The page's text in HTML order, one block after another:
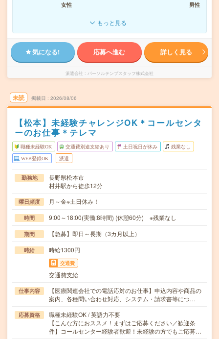
女性
男性
もっと見る
気になる! 応募へ進む 詳しく見る
派遣会社 パーソルテンプスタッフ株式会社
未読 掲載日 2026/08/06
【松本】未経験チャレンジOK＊コールセンタ
ーのお仕事＊テレマ
職種未経験OK 交通費別途支給あり 土日祝日が休み 残業なし
WEB登録OK 派遣
勤務地
長野県松本市
村井駅から徒歩12分
曜日頻度 月～金※土日休み！
時間 9:00～18:00(実働:8時間) (休憩60分) ※残業なし
期間 【急募】即日～長期（3カ月以上）
時給 時給1300円
交通費
交通費支給
仕事内容
【医療関連会社での電話応対のお仕事】申込内容や商品の
案内、各種問い合わせ対応、システム・請求書等につ…
応募資格
職種未経験OK / 英語力不要
【こんな方におススメ！まずはご応募ください／歓迎条
件】コールセンター経験者歓迎！未経験の方でもご応募…